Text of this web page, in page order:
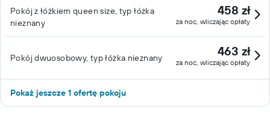
Pokój z łóżkiem queen size, typ łóżka
nieznany
458 zł
za noc, wliczając opłaty
Pokój dwuosobowy, typ łóżka nieznany 463 zł
za noc, wliczając opłaty
Pokaż jeszcze 1 ofertę pokoju